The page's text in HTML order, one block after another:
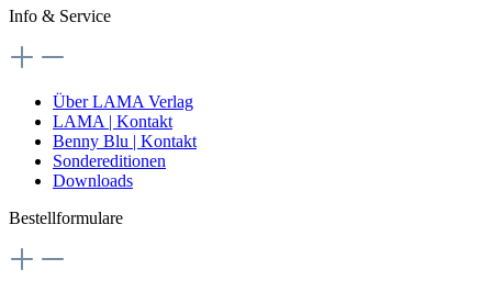
Info & Service
Über LAMA Verlag
LAMA | Kontakt
Benny Blu | Kontakt
Sondereditionen
Downloads
Bestellformulare